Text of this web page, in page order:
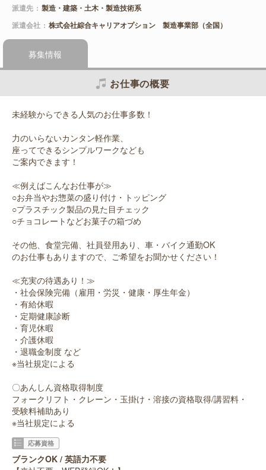
派遣先
製造・建築・土木・製造技術系
派遣会社
株式会社綜合キャリアオプション 製造事業部（全国）
募集情報
お仕事の概要
未経験からできる人気のお仕事多数！
力のいらないカンタン軽作業、
座ってできるシンプルワークなども
ご案内できます！
≪例えばこんなお仕事が≫
○お弁当やお惣菜の盛り付け・トッピング
○プラスチック製品の見た目チェック
○チョコレートなどお菓子の箱づめ
その他、食堂完備、社員登用あり、車・バイク通勤OK
のお仕事もありますので、ご希望をお聞かせください！
≪充実の待遇あり！≫
・社会保険完備（雇用・労災・健康・厚生年金）
・有給休暇
・定期健康診断
・育児休暇
・介護休暇
・退職金制度 など
※当社規定による
〇あんしん資格取得制度
フォークリフト・クレーン・玉掛け・溶接の資格取得/講習料・
受験料補助あり
※当社規定による
応募資格
ブランクOK / 英語力不要